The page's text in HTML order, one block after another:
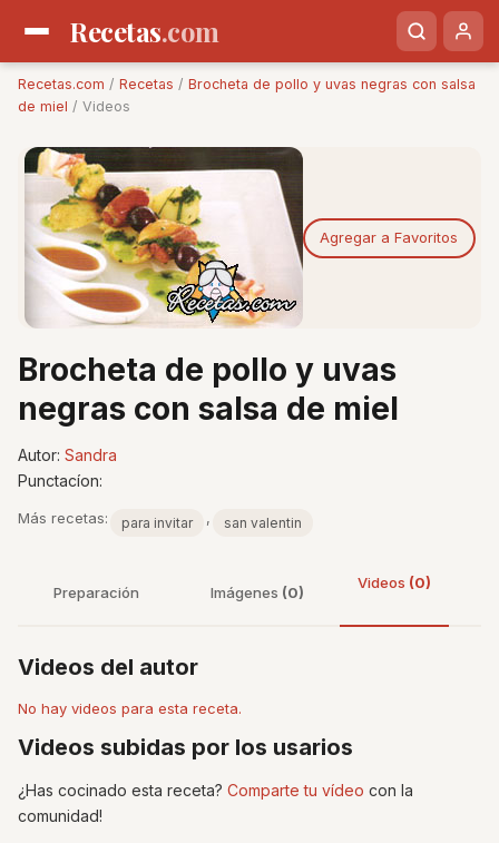
Recetas.com
Recetas.com / Recetas / Brocheta de pollo y uvas negras con salsa
de miel / Videos
Agregar a Favoritos
Brocheta de pollo y uvas
negras con salsa de miel
Autor: Sandra
Punctacíon:
Más recetas: para invitar , san valentin
Preparación Imágenes (0)
Videos (0)
Videos del autor
No hay videos para esta receta.
Videos subidas por los usarios
¿Has cocinado esta receta? Comparte tu vídeo con la
comunidad!